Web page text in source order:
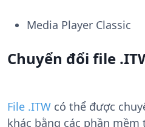
Media Player Classic
Chuyển đổi file
File .ITW có thể được
khác bằng các phần